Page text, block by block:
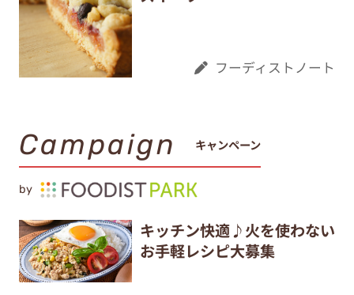
フーディストノート
Campaign キャンペーン
by
キッチン快適♪火を使わない
お手軽レシピ大募集